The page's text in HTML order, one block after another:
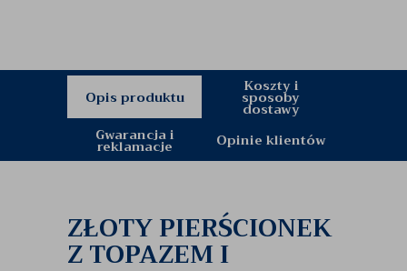
Opis produktu
Koszty i
sposoby
dostawy
Gwarancja i
reklamacje Opinie klientów
ZŁOTY PIERŚCIONEK
Z TOPAZEM I